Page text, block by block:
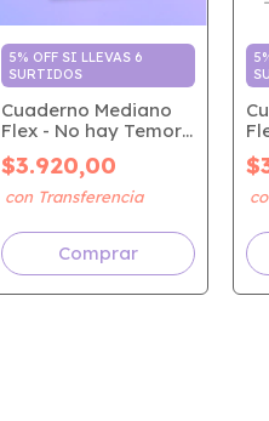
5% OFF SI LLEVAS 6
SURTIDOS
Cuaderno Mediano
Flex - No hay Temor
(Corazón)
$3.920,00